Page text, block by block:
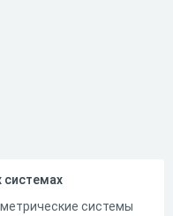
системах
системы